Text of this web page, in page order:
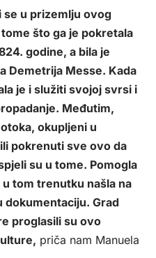
se u prizemlju ovog
što ga je pokretala
godine, a bila je
Demetrija Messe. Kada
je i služiti svojoj svrsi i
Međutim,
okupljeni u
pokrenuti sve ovo da
su u tome. Pomogla
u tom trenutku našla na
Grad
proglasili su ovo
priča nam Manuela